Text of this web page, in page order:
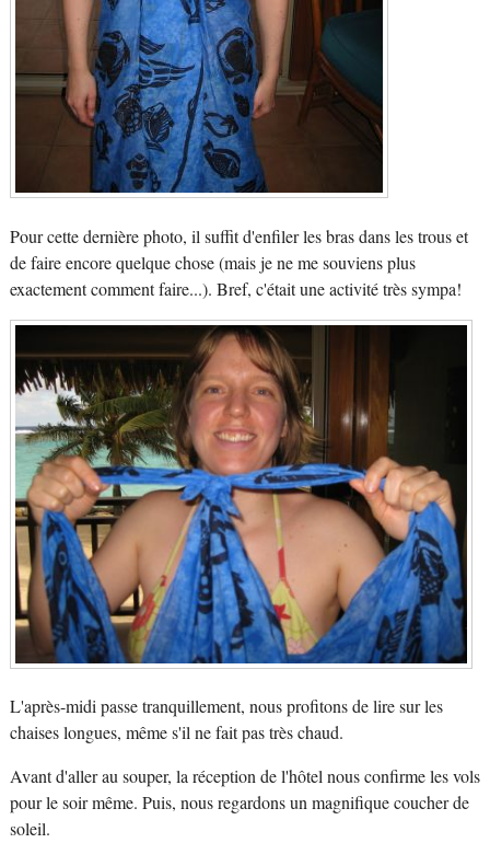
Pour cette dernière photo, il suffit d'enfiler les bras dans les trous et
de faire encore quelque chose (mais je ne me souviens plus
exactement comment faire...). Bref, c'était une activité très sympa!
L'après-midi passe tranquillement, nous profitons de lire sur les
chaises longues, même s'il ne fait pas très chaud.
Avant d'aller au souper, la réception de l'hôtel nous confirme les vols
pour le soir même. Puis, nous regardons un magnifique coucher de
soleil.